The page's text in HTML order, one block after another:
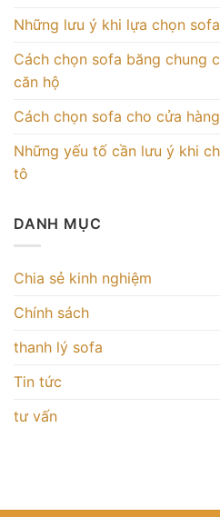
Những lưu ý khi lựa chọn
Cách chọn sofa băng chung
căn hộ
Cách chọn sofa cho cửa
Những yếu tố cần lưu ý khi
tô
DANH MỤC
Chia sẻ kinh nghiệm
Chính sách
thanh lý sofa
Tin tức
tư vấn